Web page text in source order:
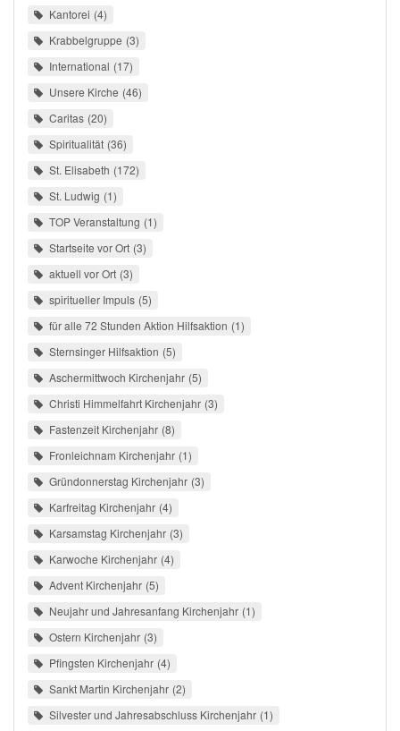
Kantorei 4
Krabbelgruppe 3
International 17
Unsere Kirche 46
Caritas 20
Spiritualität 36
St. Elisabeth 172
St. Ludwig 1
TOP Veranstaltung 1
Startseite vor Ort 3
aktuell vor Ort 3
spiritueller Impuls 5
für alle 72 Stunden Aktion Hilfsaktion 1
Sternsinger Hilfsaktion 5
Aschermittwoch Kirchenjahr 5
Christi Himmelfahrt Kirchenjahr 3
Fastenzeit Kirchenjahr 8
Fronleichnam Kirchenjahr 1
Gründonnerstag Kirchenjahr 3
Karfreitag Kirchenjahr 4
Karsamstag Kirchenjahr 3
Karwoche Kirchenjahr 4
Advent Kirchenjahr 5
Neujahr und Jahresanfang Kirchenjahr 1
Ostern Kirchenjahr 3
Pfingsten Kirchenjahr 4
Sankt Martin Kirchenjahr 2
Silvester und Jahresabschluss Kirchenjahr 1